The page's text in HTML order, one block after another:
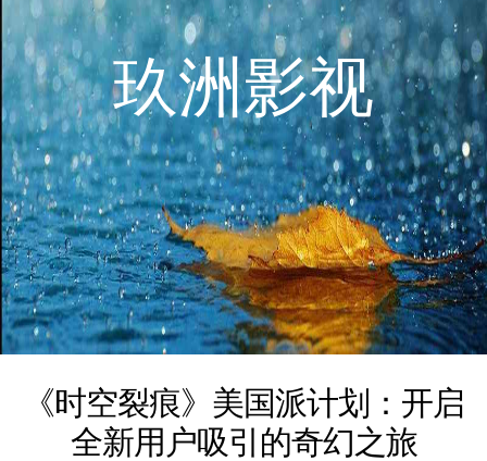
玖洲影视
《时空裂痕》美国派计划：开启
全新用户吸引的奇幻之旅